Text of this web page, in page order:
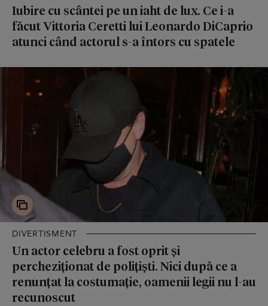
Iubire cu scântei pe un iaht de lux. Ce i-a
făcut Vittoria Ceretti lui Leonardo DiCaprio
atunci când actorul s-a întors cu spatele
DIVERTISMENT
Un actor celebru a fost oprit și
percheziționat de polițiști. Nici după ce a
renunțat la costumație, oamenii legii nu l-au
recunoscut